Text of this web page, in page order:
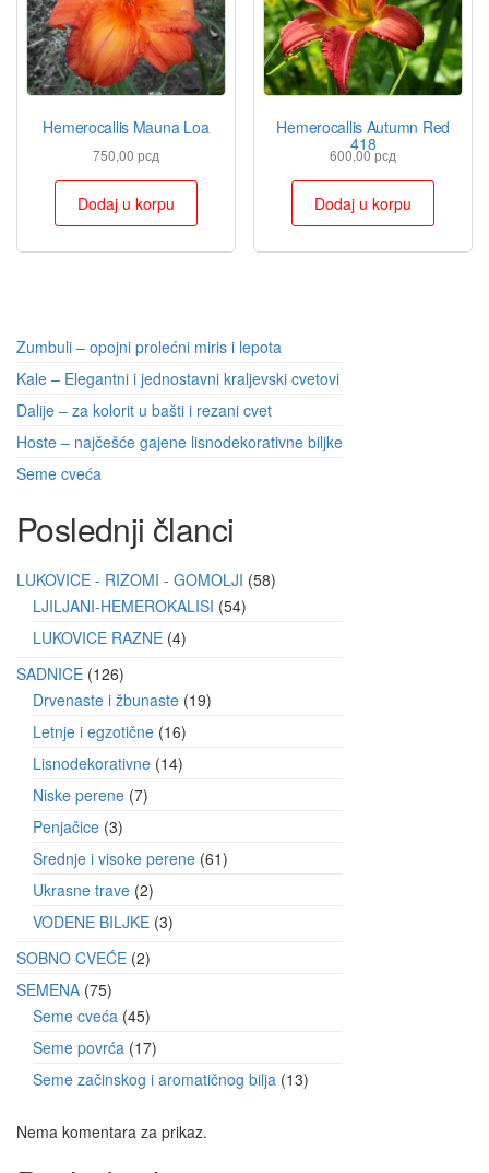
Hemerocallis Mauna Loa
750,00 рсд
Dodaj u korpu
Hemerocallis Autumn Red
418
600,00рсд
Dodaj u korpu
Zumbuli – opojni prolećni miris i lepota
Kale – Elegantni i jednostavni kraljevski cvetovi
Dalije – za kolorit u bašti i rezani cvet
Hoste – najčešće gajene lisnodekorativne biljke
Seme cveća
Poslednji članci
LUKOVICE - RIZOMI - GOMOLJI 58
LJILJANI-HEMEROKALISI 54
LUKOVICE RAZNE 4
SADNICE 126
Drvenaste i žbunaste 19
Letnje i egzotične 16
Lisnodekorativne 14
Niske perene 7
Penjačice 3
Srednje i visoke perene 61
Ukrasne trave 2
VODENE BILJKE 3
SOBNO CVEĆE 2
SEMENA 75
Seme cveća 45
Seme povrća 17
Seme začinskog i aromatičnog bilja 13
Nema komentara za prikaz.